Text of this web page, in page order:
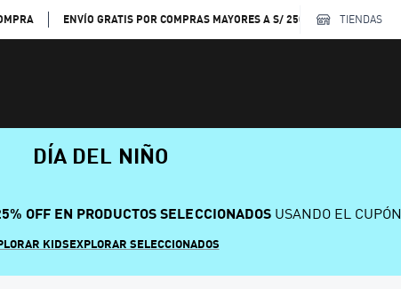
ENVÍO GRATIS POR COMPRAS MAYORES A S/ 250 TIENDAS
DÍA DEL NIÑO
OFF EN PRODUCTOS SELECCIONADOSUSANDO EL CUPÓN
KIDSEXPLORAR SELECCIONADOS